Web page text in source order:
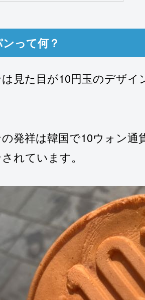
って何？
見た目が10円玉のデザ
発祥は韓国で10ウォン
れています。